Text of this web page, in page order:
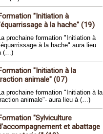
"Initiation à
à la hache" (19)
prochaine formation "Initiation à
à la hache" aura lieu
(…)
"Initiation à la
animale" (07)
prochaine formation "Initiation à la
animale"- aura lieu à (…)
"Sylviculture
et abattage